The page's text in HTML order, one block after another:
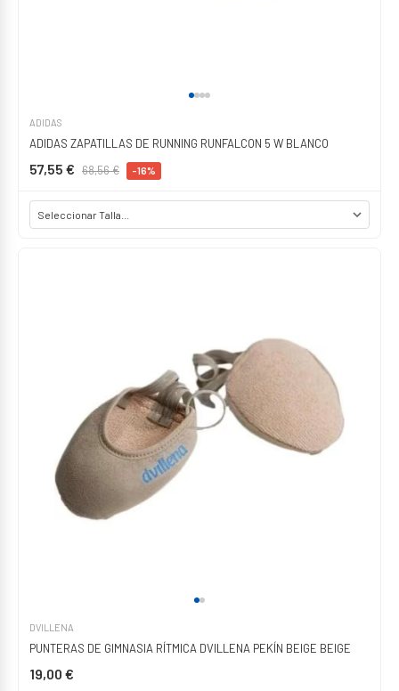
ADIDAS
ADIDAS ZAPATILLAS DE RUNNING RUNFALCON 5 W BLANCO
57,55 € 68,56 € -16%
DVILLENA
PUNTERAS DE GIMNASIA RÍTMICA DVILLENA PEKÍN BEIGE BEIGE
19,00 €